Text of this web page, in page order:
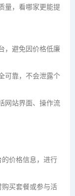
量，看哪家更能提
，避免因价格低廉
可靠，不会泄露个
网站界面、操作流
价格信息，进行
买套餐或参与活